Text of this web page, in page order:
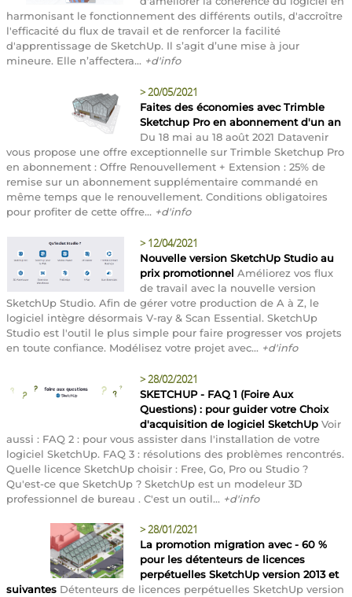
harmonisant le fonctionnement des différents outils, d'accroître
l'efficacité du flux de travail et de renforcer la facilité
d'apprentissage de SketchUp. Il s’agit d’une mise à jour
mineure. Elle n’affectera... +d'info
>20/05/2021
Faites des économies avec Trimble
Sketchup Pro en abonnement d'un an
Du 18 mai au 18 août 2021 Datavenir
vous propose une offre exceptionnelle sur Trimble Sketchup Pro
en abonnement : Offre Renouvellement + Extension : 25% de
remise sur un abonnement supplémentaire commandé en
même temps que le renouvellement. Conditions obligatoires
pour profiter de cette offre... +d'info
> 12/04/2021
Nouvelle version SketchUp Studio au
prix promotionnel Améliorez vos flux
de travail avec la nouvelle version
SketchUp Studio. Afin de gérer votre production de A à Z, le
logiciel intègre désormais V-ray & Scan Essential. SketchUp
Studio est l'outil le plus simple pour faire progresser vos projets
en toute confiance. Modélisez votre projet avec... +d'info
>28/02/2021
SKETCHUP - FAQ 1 (Foire Aux
Questions) : pour guider votre Choix
d'acquisition de logiciel SketchUp Voir
aussi : FAQ 2 : pour vous assister dans l'installation de votre
logiciel SketchUp. FAQ 3 : résolutions des problèmes rencontrés.
Quelle licence SketchUp choisir : Free, Go, Pro ou Studio ?
Qu'est-ce que SketchUp ? SketchUp est un modeleur 3D
professionnel de bureau . C'est un outil... +d'info
>28/01/2021
La promotion migration avec - 60 %
pour les détenteurs de licences
perpétuelles SketchUp version 2013 et
suivantes Détenteurs de licences perpétuelles SketchUp version